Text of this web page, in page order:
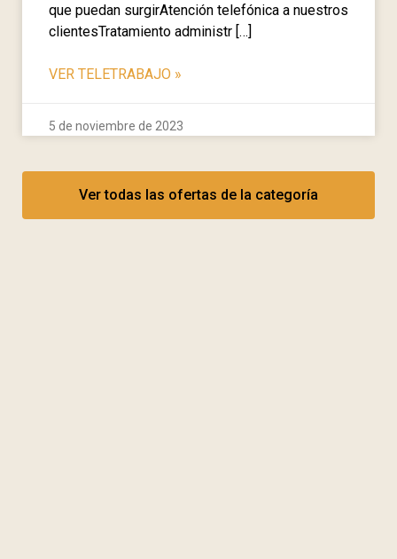
que puedan surgirAtención telefónica a nuestros
clientesTratamiento administr […]
VER TELETRABAJO »
5 de noviembre de 2023
Ver todas las ofertas de la categoría